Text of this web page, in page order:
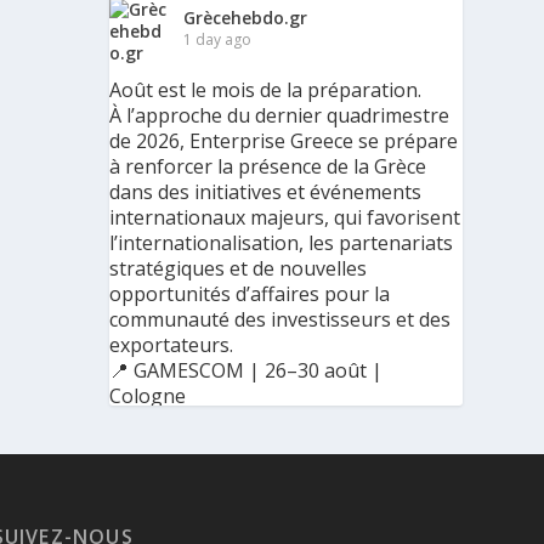
Grècehebdo.gr
1 day ago
Août est le mois de la préparation.
À l’approche du dernier quadrimestre
de 2026, Enterprise Greece se prépare
à renforcer la présence de la Grèce
dans des initiatives et événements
internationaux majeurs, qui favorisent
l’internationalisation, les partenariats
stratégiques et de nouvelles
opportunités d’affaires pour la
communauté des investisseurs et des
exportateurs.
📍 GAMESCOM | 26–30 août |
Cologne
NOUS